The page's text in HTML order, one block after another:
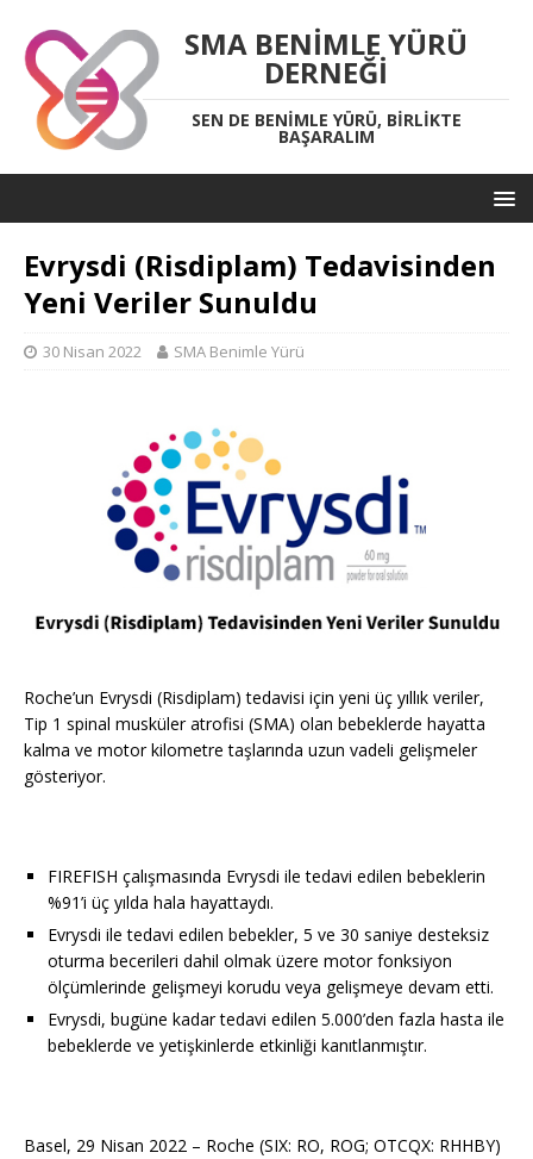
SMA BENIMLE YÜRÜ
DERNEĞI
SEN DE BENIMLE YÜRÜ, BIRLIKTE
BAŞARALIM
Evrysdi (Risdiplam) Tedavisinden
Yeni Veriler Sunuldu
30 Nisan 2022 SMA Benimle Yürü
Roche’un Evrysdi (Risdiplam) tedavisi için yeni üç yıllık veriler,
Tip 1 spinal musküler atrofisi (SMA) olan bebeklerde hayatta
kalma ve motor kilometre taşlarında uzun vadeli gelişmeler
gösteriyor.
FIREFISH çalışmasında Evrysdi ile tedavi edilen bebeklerin
%91’i üç yılda hala hayattaydı.
Evrysdi ile tedavi edilen bebekler, 5 ve 30 saniye desteksiz
oturma becerileri dahil olmak üzere motor fonksiyon
ölçümlerinde gelişmeyi korudu veya gelişmeye devam etti.
Evrysdi, bugüne kadar tedavi edilen 5.000’den fazla hasta ile
bebeklerde ve yetişkinlerde etkinliği kanıtlanmıştır.
Basel, 29 Nisan 2022 – Roche (SIX: RO, ROG; OTCQX: RHHBY)